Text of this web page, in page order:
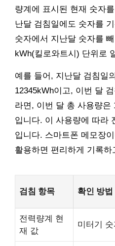
량계에 표시된 현재 숫자
난달 검침일에도 숫자를
숫자에서 지난달 숫자를
kWh(킬로와트시) 단위로
예를 들어, 지난달 검침일
12345kWh이고, 이번 달
라면, 이번 달 총 사용량은
입니다. 이 사용량에 따라
입니다. 스마트폰 메모장
활용하면 편리하게 기록
검침 항목 확인 방법
전력량계 현
재 값
미터기